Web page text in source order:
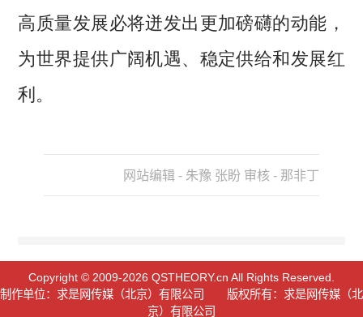
高质量发展必将迸发出更加磅礴的动能，
为世界提供广阔机遇、稳定供给和发展红
利。
网站编辑 - 朱豫 张盼 审核 - 那非丁
Copyright © 2009-2026 QSTHEORY.cn All Rights Reserved.
制作单位：求是网传媒（北京）有限公司 版权所有：求是网传媒（北
京）有限公司